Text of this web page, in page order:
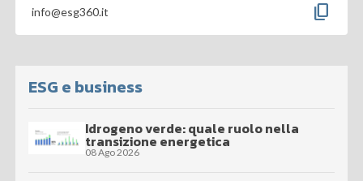
info@esg360.it content_copy
ESG e business
Idrogeno verde: quale ruolo nella
transizione energetica
08 Ago 2026